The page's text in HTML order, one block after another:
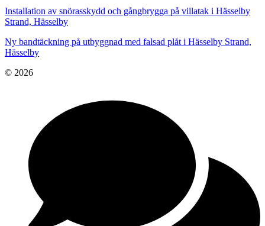
Installation av snörasskydd och gångbrygga på villatak i Hässelby
Strand, Hässelby
Ny bandtäckning på utbyggnad med falsad plåt i Hässelby Strand,
Hässelby
© 2026